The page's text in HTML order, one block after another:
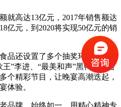
高达13亿元，2017年销售额达
亿元，到2020将实现50亿元的销
还设置了多个抽奖环节，来回
”李进、“最美和声”黑鸭子组合
个精彩节目，让晚宴高潮迭起，
体验。
牌，始终如一。用精心精神专